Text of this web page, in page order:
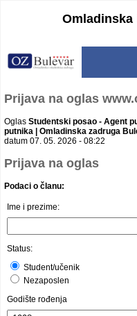
Omladinska
Prijava na oglas
Oglas Studentski posao - Agent
putnika | Omladinska zadruga
datum 07. 05. 2026 - 08:22
Prijava na oglas
Podaci o članu:
Ime i prezime:
Status:
Student/učenik
Nezaposlen
Godište rođenja